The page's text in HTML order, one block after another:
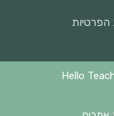
הפרטיות